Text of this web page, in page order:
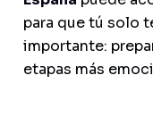
para que tú solo
importante:
etapas más